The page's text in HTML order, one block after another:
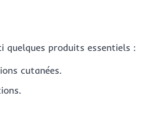
quelques produits essentiels :
cutanées.